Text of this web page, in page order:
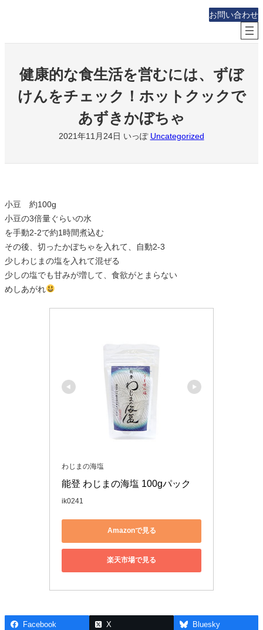
お問い合わせ
健康的な食生活を営むには、ずぼ
けんをチェック！ホットクックで
あずきかぼちゃ
2021年11月24日 いっぽ Uncategorized
小豆 約100g
小豆の3倍量ぐらいの水
を手動2-2で約1時間煮込む
その後、切ったかぼちゃを入れて、自動2-3
少しわじまの塩を入れて混ぜる
少しの塩でも甘みが増して、食欲がとまらない
めしあがれ
わじまの海塩
能登 わじまの海塩 100gパック
ik0241
Amazonで見る
楽天市場で見る
Facebook X Bluesky